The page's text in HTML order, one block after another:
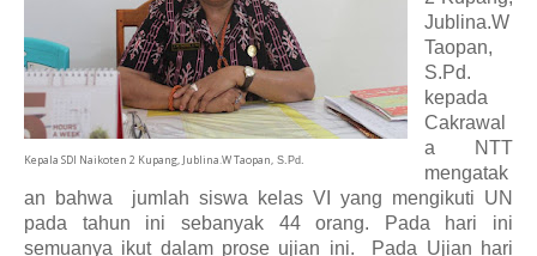
Kepala SDI Naikoten 2 Kupang, Jublina.W Taopan, S.Pd.
Jublina.W
Taopan,
S.Pd.
kepada
Cakrawal
a
NTT
mengatak
an bahwa
jumlah siswa kelas VI yang mengikuti UN
pada tahun ini sebanyak 44 orang. Pada hari ini
semuanya ikut dalam prose ujian ini. Pada Ujian hari